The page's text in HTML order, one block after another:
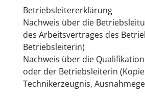
Betriebsleitererklärung
Nachweis über die
des Arbeitsvertrages des
Betriebsleiterin)
Nachweis über die
oder der Betriebsleiterin
Technikerzeugnis,